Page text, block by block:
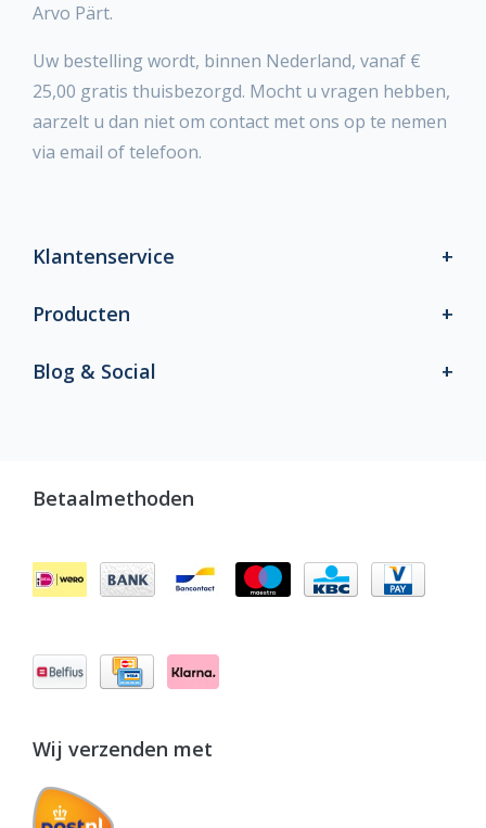
Arvo Pärt.
Uw bestelling wordt, binnen Nederland, vanaf €
25,00 gratis thuisbezorgd. Mocht u vragen hebben,
aarzelt u dan niet om contact met ons op te nemen
via email of telefoon.
Klantenservice
Producten
Blog & Social
Betaalmethoden
Wij verzenden met